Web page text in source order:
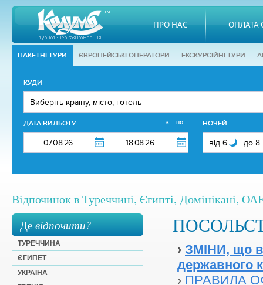
ПРО НАС ОПЛАТА
ПАКЕТНІ ТУРИ ЄВРОПЕЙСЬКІ ОПЕРАТОРИ EКСКУРСІЙНІ ТУРИ
КУДИ
ДАТА ВИЛЬОТУ з... по... НОЧЕЙ
Відпочинок в Туреччині, Єгипті, Домінікані,
Девідпочити?
ТУРЕЧЧИНА
ЄГИПЕТ
УКРАЇНА
› ЗМІНИ, що
державного
› ПРАВИЛА